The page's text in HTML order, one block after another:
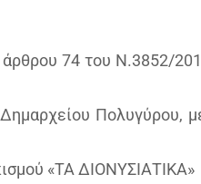
74 του Ν.3852/
Πολυγύρου,
«ΤΑ ΔΙΟΝΥΣΙΑΤΙΚΑ»